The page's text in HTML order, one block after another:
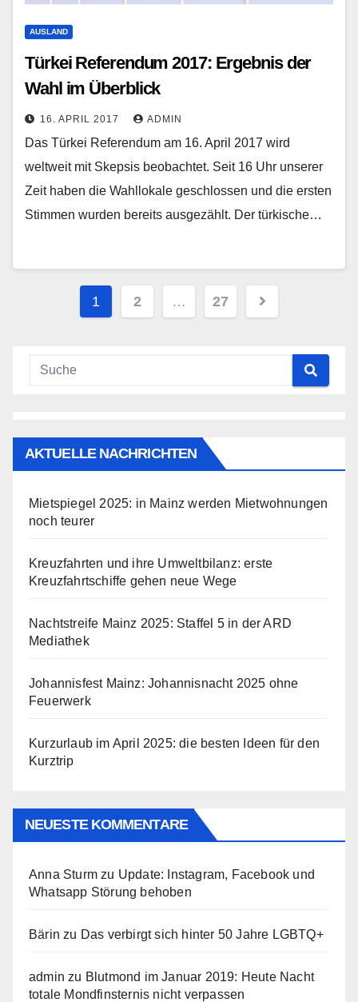
AUSLAND
Türkei Referendum 2017: Ergebnis der
Wahl im Überblick
16. APRIL 2017 ADMIN
Das Türkei Referendum am 16. April 2017 wird
weltweit mit Skepsis beobachtet. Seit 16 Uhr unserer
Zeit haben die Wahllokale geschlossen und die ersten
Stimmen wurden bereits ausgezählt. Der türkische…
Seitennummerierung
Beiträge
1 2 … 27
AKTUELLE NACHRICHTEN
Mietspiegel 2025: in Mainz werden Mietwohnungen
noch teurer
Kreuzfahrten und ihre Umweltbilanz: erste
Kreuzfahrtschiffe gehen neue Wege
Nachtstreife Mainz 2025: Staffel 5 in der ARD
Mediathek
Johannisfest Mainz: Johannisnacht 2025 ohne
Feuerwerk
Kurzurlaub im April 2025: die besten Ideen für den
Kurztrip
NEUESTE KOMMENTARE
Anna Sturm zu Update: Instagram, Facebook und
Whatsapp Störung behoben
Bärin zu Das verbirgt sich hinter 50 Jahre LGBTQ+
admin zu Blutmond im Januar 2019: Heute Nacht
totale Mondfinsternis nicht verpassen